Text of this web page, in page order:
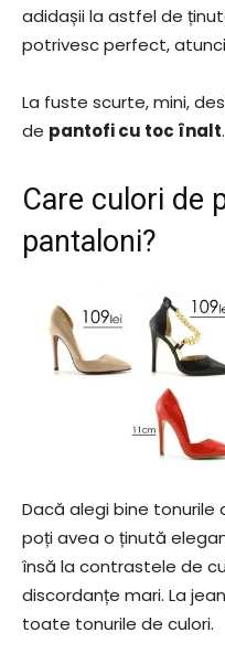
adidașii la astfel de
potrivesc perfect,
La fuste scurte, mini,
de pantofi cu toc înalt.
Care culori de
pantaloni?
Dacă alegi bine
poți avea o ținută
însă la contrastele de
discordanțe mari. La
toate tonurile de culori.